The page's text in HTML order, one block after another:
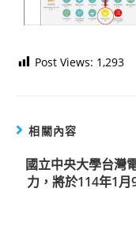
Post Views: 1,293
相關內容
國立中央大學台灣
力，將於114年1